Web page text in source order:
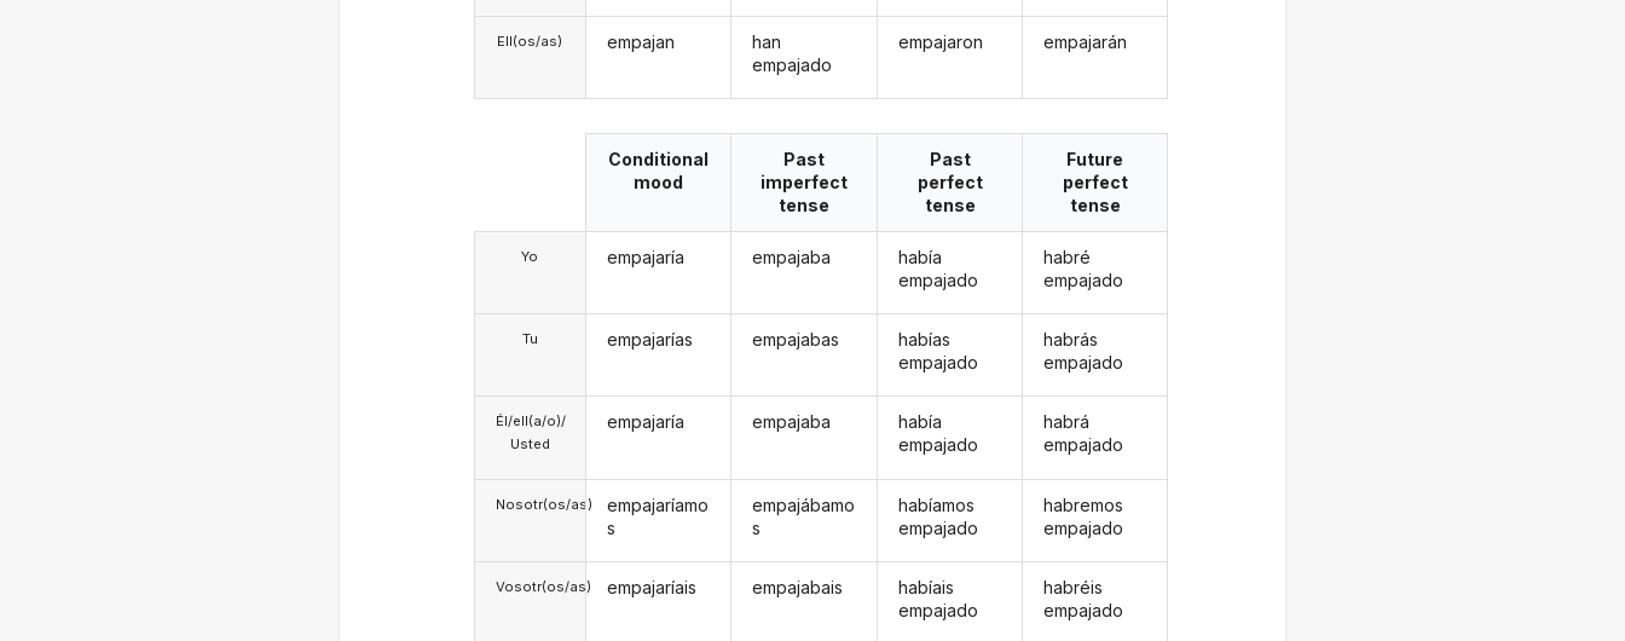
Ell(os/as) empajan
han
empajado
empajaron empajarán
Yo
Tu
Él/ell(a/o)/
Usted
Nosotr(os/as)
Vosotr(os/as)
Conditional
mood
empajaría
empajarías
empajaría
empajaríamo
s
empajaríais
Past
imperfect
tense
empajaba
empajabas
empajaba
empajábamo
s
empajabais
Past
perfect
tense
había
empajado
habías
empajado
había
empajado
habíamos
empajado
habíais
empajado
Future
perfect
tense
habré
empajado
habrás
empajado
habrá
empajado
habremos
empajado
habréis
empajado